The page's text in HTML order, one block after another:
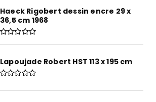
Haeck Rigobert dessin encre 29 x
36,5 cm 1968
Lapoujade Robert HST 113 x 195 cm